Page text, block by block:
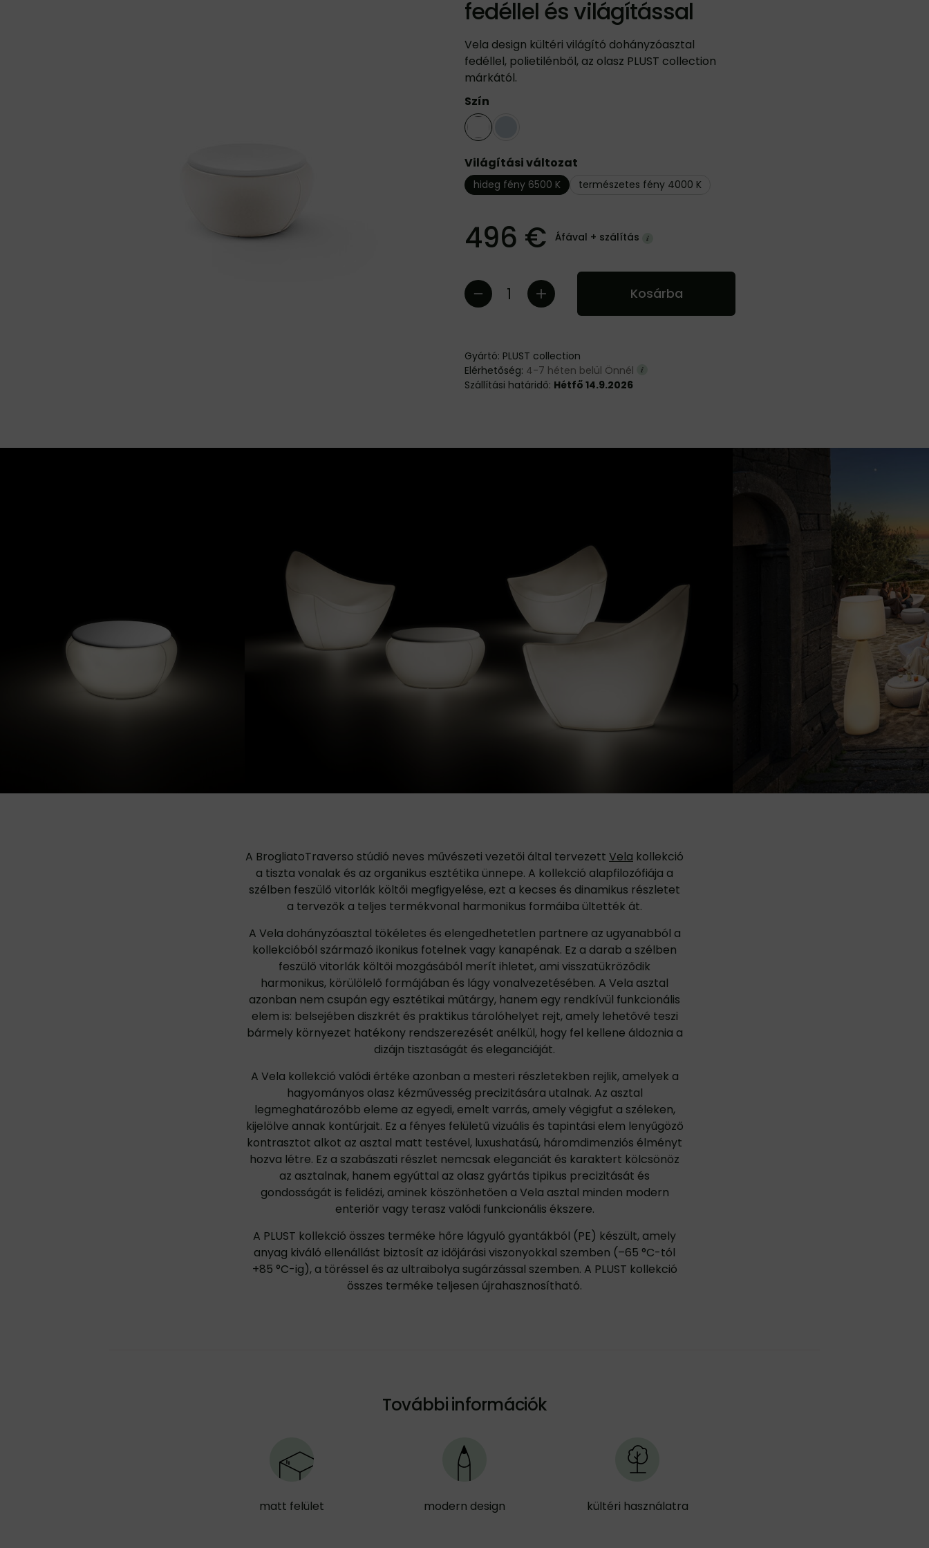
fedéllel és világítással
Vela design kültéri világító dohányzóasztal
fedéllel, polietilénből, az olasz PLUST collection
márkától.
Szín
Világítási változat
hideg fény 6500 K természetes fény 4000 K
496 € Áfával + szálítás
Kosárba
Gyártó: PLUST collection
Elérhetőség: 4-7 héten belül Önnél
Szállítási határidő: Hétfő 14.9.2026
A BrogliatoTraverso stúdió neves művészeti vezetői által tervezett Vela kollekció
a tiszta vonalak és az organikus esztétika ünnepe. A kollekció alapfilozófiája a
szélben feszülő vitorlák költői megfigyelése, ezt a kecses és dinamikus részletet
a tervezők a teljes termékvonal harmonikus formáiba ültették át.
A Vela dohányzóasztal tökéletes és elengedhetetlen partnere az ugyanabból a
kollekcióból származó ikonikus fotelnek vagy kanapénak. Ez a darab a szélben
feszülő vitorlák költői mozgásából merít ihletet, ami visszatükröződik
harmonikus, körülölelő formájában és lágy vonalvezetésében. A Vela asztal
azonban nem csupán egy esztétikai műtárgy, hanem egy rendkívül funkcionális
elem is: belsejében diszkrét és praktikus tárolóhelyet rejt, amely lehetővé teszi
bármely környezet hatékony rendszerezését anélkül, hogy fel kellene áldoznia a
dizájn tisztaságát és eleganciáját.
A Vela kollekció valódi értéke azonban a mesteri részletekben rejlik, amelyek a
hagyományos olasz kézművesség precizitására utalnak. Az asztal
legmeghatározóbb eleme az egyedi, emelt varrás, amely végigfut a széleken,
kijelölve annak kontúrjait. Ez a fényes felületű vizuális és tapintási elem lenyűgöző
kontrasztot alkot az asztal matt testével, luxushatású, háromdimenziós élményt
hozva létre. Ez a szabászati részlet nemcsak eleganciát és karaktert kölcsönöz
az asztalnak, hanem egyúttal az olasz gyártás tipikus precizitását és
gondosságát is felidézi, aminek köszönhetően a Vela asztal minden modern
enteriőr vagy terasz valódi funkcionális ékszere.
A PLUST kollekció összes terméke hőre lágyuló gyantákból (PE) készült, amely
anyag kiváló ellenállást biztosít az időjárási viszonyokkal szemben (–65 °C-tól
+85 °C-ig), a töréssel és az ultraibolya sugárzással szemben. A PLUST kollekció
összes terméke teljesen újrahasznosítható.
További információk
matt felület modern design kültéri használatra